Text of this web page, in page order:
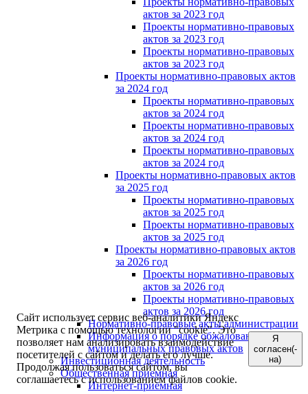
актов за 2023 год
Проекты нормативно-правовых
актов за 2023 год
Проекты нормативно-правовых
актов за 2023 год
Проекты нормативно-правовых актов
за 2024 год
Проекты нормативно-правовых
актов за 2024 год
Проекты нормативно-правовых
актов за 2024 год
Проекты нормативно-правовых
актов за 2024 год
Проекты нормативно-правовых актов
за 2025 год
Проекты нормативно-правовых
актов за 2025 год
Проекты нормативно-правовых
актов за 2025 год
Проекты нормативно-правовых актов
за 2026 год
Проекты нормативно-правовых
актов за 2026 год
Проекты нормативно-правовых
актов за 2026 год
Нормативно-правовые акты администрации
Информация о порядке обжалования
муниципальных правовых актов
Инвестиционная деятельность
Общественная приемная
Интернет-приёмная
Сайт использует сервис веб-аналитики Яндекс
Метрика с помощью технологии "cookie". Это
позволяет нам анализировать взаимодействие
посетителей с сайтом и делать его лучше.
Продолжая пользоваться сайтом, вы
соглашаетесь с использованием файлов cookie.
Я
согласен(-
на)